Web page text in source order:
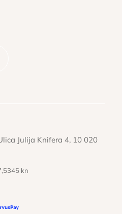
Julija Knifera 4, 10 020
kn